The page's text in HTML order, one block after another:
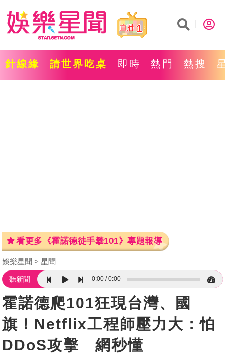
1
針線緣 請世界吃桌 即時 熱門 熱搜
看更多《霍諾德徒手攀101》專題報導
娛樂星聞 星聞
聽新聞 0:00 0:00
霍諾德爬101狂現台灣、國
旗！Netflix工程師壓力大：怕
DDoS攻擊 網秒懂